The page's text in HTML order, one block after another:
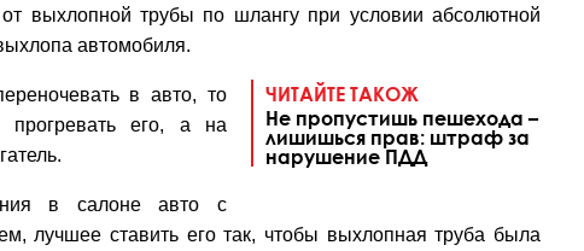
от выхлопной трубы по шлангу при условии абсолютной
автомобиля.
ЧИТАЙТЕ ТАКОЖ
Не пропустишь пешехода –
лишишься прав: штраф за
нарушение ПДД
в авто, то
прогревать его, а на
в салоне авто с
лучшее ставить его так, чтобы выхлопная труба была